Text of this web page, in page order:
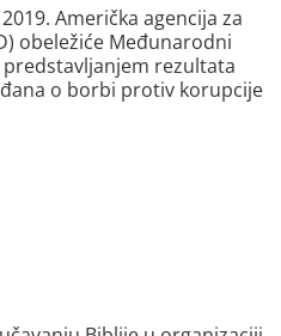
Američka agencija za
obeležiće Međunarodni
rezultata
o borbi protiv korupcije